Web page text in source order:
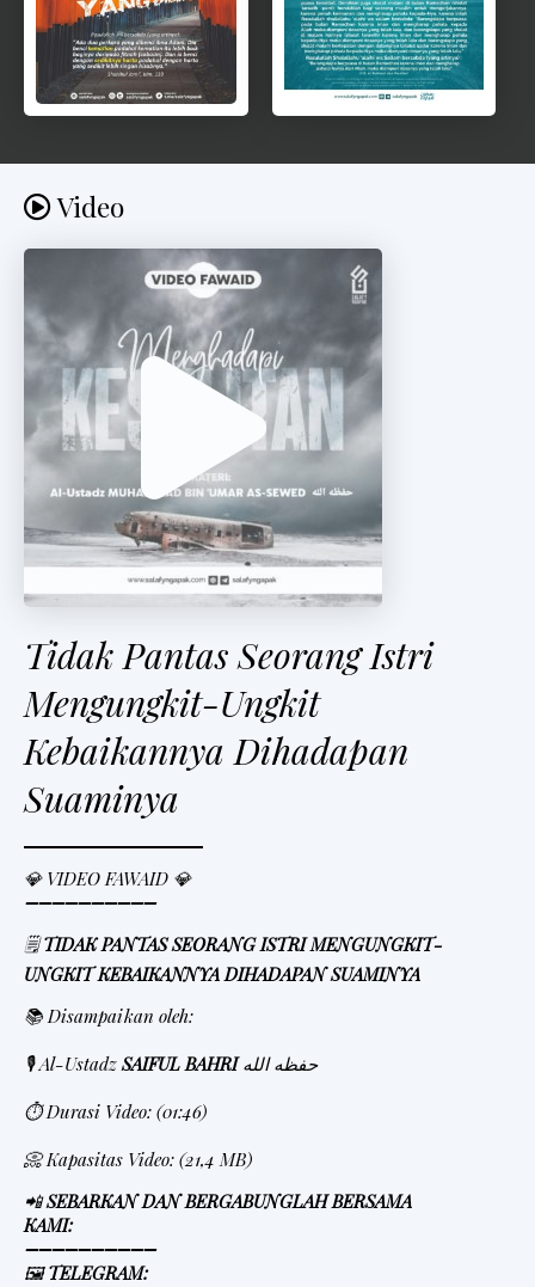
Video
Tidak Pantas Seorang Istri
Mengungkit-Ungkit
Kebaikannya Dihadapan
Suaminya
💎 VIDEO FAWAID 💎
➖➖➖➖➖➖➖➖➖➖
🗒TIDAK PANTAS SEORANG ISTRI MENGUNGKIT-
UNGKIT KEBAIKANNYA DIHADAPAN SUAMINYA
📚 Disampaikan oleh:
🎙 Al-UstadzSAIFUL BAHRI حفظه الله
⏱ Durasi Video: (01:46)
📀 Kapasitas Video: (21,4 MB)
📲SEBARKAN DAN BERGABUNGLAH BERSAMA
KAMI:
➖➖➖➖➖➖➖➖➖➖
🖼TELEGRAM: